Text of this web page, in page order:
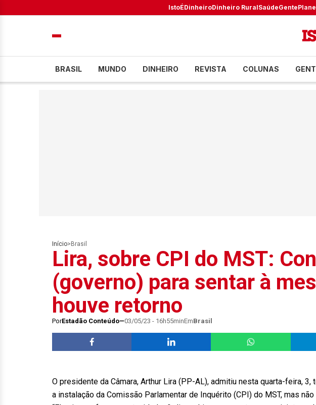
IstoÉDinheiroDinheiro RuralSaúdeGente
BRASIL MUNDO DINHEIRO REVISTA COLUNAS
Início> Brasil
Lira, sobre CPI do MST:
(governo) para sentar à
houve retorno
PorEstadão Conteúdo 03/05/23 - 16h55minEmBrasil
O presidente da Câmara, Arthur Lira (PP-AL), admitiu nesta quarta-feira,
a instalação da Comissão Parlamentar de Inquérito (CPI) do MST, mas